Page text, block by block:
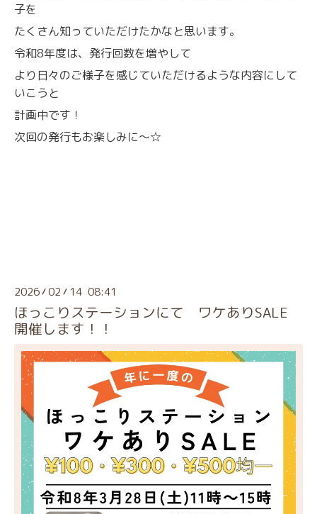
子を
たくさん知っていただけたかなと思います。
令和8年度は、発行回数を増やして
より日々のご様子を感じていただけるような内容にして
いこうと
計画中です！
次回の発行もお楽しみに～☆
2026/02 / 14 08:41
ほっこりステーションにて ワケありSALE
開催します！！